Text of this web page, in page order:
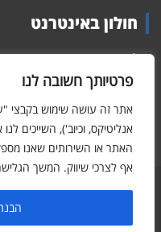
פרטיותך חשובה לנו
אנליטיקס, וכיוב'), השייכים
האתר או השירותים שאנו
אף לצרכי שיווק. המשך
חולון באינטרנט
חולוןבאינטרנט – האתר שמביא
חולון. במה פתוחה לקול תושבי
ופרוייקטים חדשים בעיר, חיי
הנעשה בעיר. אתם מוזמנים
ואף להגיב על הכתבות
© 2026Hcity – חולון באינטרנט
פורטל חולון באינטרנט